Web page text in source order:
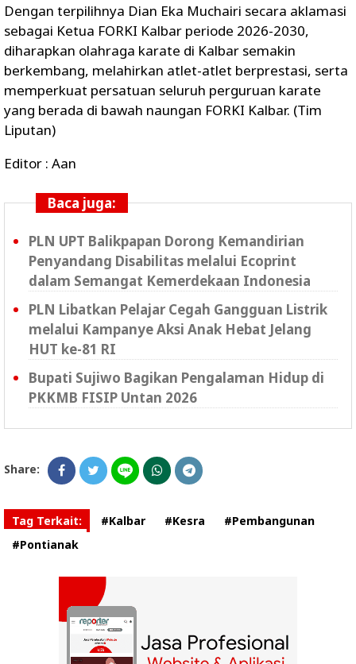
Dengan terpilihnya Dian Eka Muchairi secara aklamasi
sebagai Ketua FORKI Kalbar periode 2026-2030,
diharapkan olahraga karate di Kalbar semakin
berkembang, melahirkan atlet-atlet berprestasi, serta
memperkuat persatuan seluruh perguruan karate
yang berada di bawah naungan FORKI Kalbar. (Tim
Liputan)
Editor : Aan
Baca juga:
PLN UPT Balikpapan Dorong Kemandirian
Penyandang Disabilitas melalui Ecoprint
dalam Semangat Kemerdekaan Indonesia
PLN Libatkan Pelajar Cegah Gangguan Listrik
melalui Kampanye Aksi Anak Hebat Jelang
HUT ke-81 RI
Bupati Sujiwo Bagikan Pengalaman Hidup di
PKKMB FISIP Untan 2026
Share:
Tag Terkait: #Kalbar #Kesra
#Pembangunan
#Pontianak